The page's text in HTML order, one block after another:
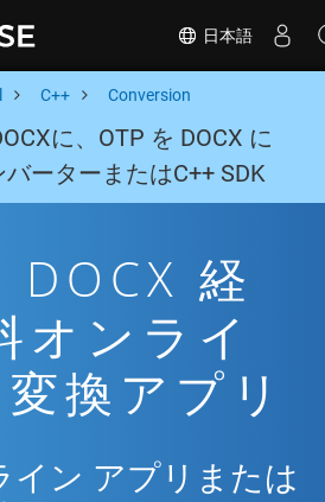
日本語
C++ Conversion
に、OTP を DOCX に
ーターまたはC++ SDK
DOCX 経
オンライ
換アプリ
イン アプリまたは